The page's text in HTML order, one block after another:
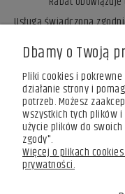
Usługa świadczona
Dbamy o Twoją
Pliki cookies i
działanie strony i
potrzeb. Możesz
wszystkich tych plików
użycie plików do
zgody".
Więcej o plikach
prywatności.